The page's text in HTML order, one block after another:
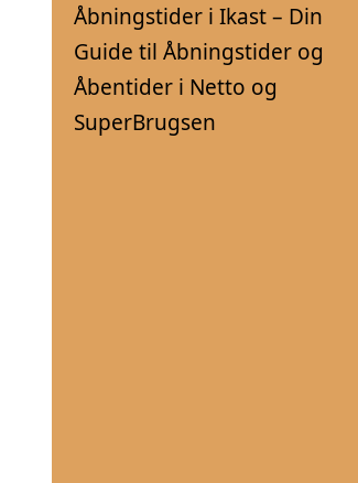
Åbningstider i Ikast – Din
Guide til Åbningstider og
Åbentider i Netto og
SuperBrugsen